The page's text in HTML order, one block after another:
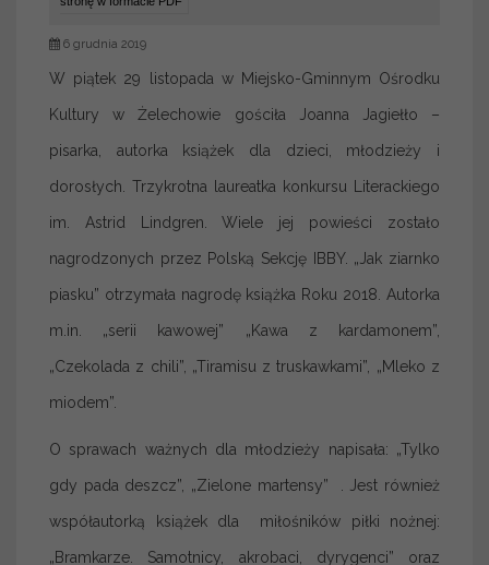
6 grudnia 2019
W piątek 29 listopada w Miejsko-Gminnym Ośrodku
Kultury w Żelechowie gościła Joanna Jagiełło –
pisarka, autorka książek dla dzieci, młodzieży i
dorosłych. Trzykrotna laureatka konkursu Literackiego
im. Astrid Lindgren. Wiele jej powieści zostało
nagrodzonych przez Polską Sekcję IBBY. „Jak ziarnko
piasku” otrzymała nagrodę książka Roku 2018. Autorka
m.in. „serii kawowej” „Kawa z kardamonem”,
„Czekolada z chili”, „Tiramisu z truskawkami”, „Mleko z
miodem”.
O sprawach ważnych dla młodzieży napisała: „Tylko
gdy pada deszcz”, „Zielone martensy” . Jest również
współautorką książek dla miłośników piłki nożnej:
„Bramkarze. Samotnicy, akrobaci, dyrygenci” oraz